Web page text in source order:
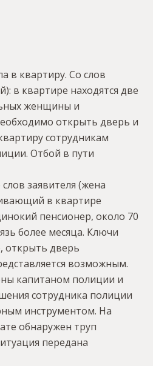
в квартиру. Со слов
в квартире находятся две
женщины и
открыть дверь и
сотрудникам
Отбой в пути
заявителя (жена
в квартире
пенсионер, около 70
более месяца. Ключи
открыть дверь
возможным.
капитаном полиции и
сотрудника полиции
инструментом. На
обнаружен труп
передана